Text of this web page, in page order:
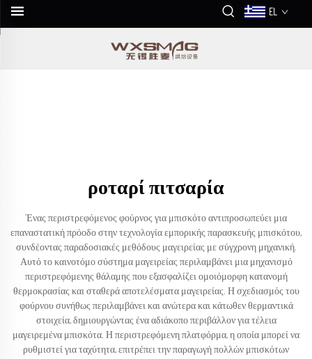
EL
ροταρί πιτσαρία
Ένας περιστρεφόμενος φούρνος για μπισκότο αντιπροσωπεύει μια
επαναστατική πρόοδο στην τεχνολογία εμπορικής παρασκευής μπισκότου,
συνδέοντας παραδοσιακές μεθόδους μαγειρείας με σύγχρονη μηχανική.
Αυτό το καινοτόμο σύστημα μαγειρείας περιλαμβάνει μια μηχανισμό
περιστρεφόμενης θάλαμης που εξασφαλίζει ομοιόμορφη κατανομή
θερμοκρασίας και σταθερά αποτελέσματα μαγειρείας. Η σχεδιασμός του
φούρνου συνήθως περιλαμβάνει και ανώτερα και κάτωθεν θερμαντικά
στοιχεία, δημιουργώντας ένα αδιάκοπο περιβάλλον για τέλεια
μαγειρεμένα μπισκότα. Η περιστρεφόμενη πλατφόρμα, η οποία μπορεί να
ρυθμιστεί για ταχύτητα, επιτρέπει την παραγωγή πολλών μπισκότων